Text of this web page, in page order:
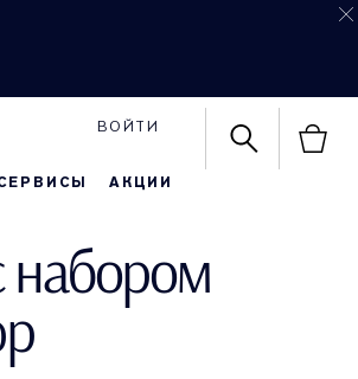
ВОЙТИ
АКЦИИ
набором